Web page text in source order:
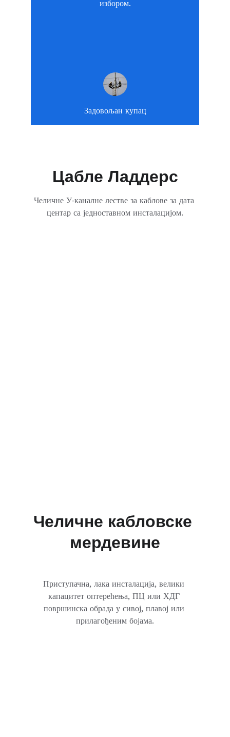
избором.
Задовољан купац
Цабле Ладдерс
Челичне У-каналне лестве за каблове за дата
центар са једноставном инсталацијом.
Челичне кабловске
мердевине
Приступачна, лака инсталација, велики
капацитет оптерећења, ПЦ или ХДГ
површинска обрада у сивој, плавој или
прилагођеним бојама.